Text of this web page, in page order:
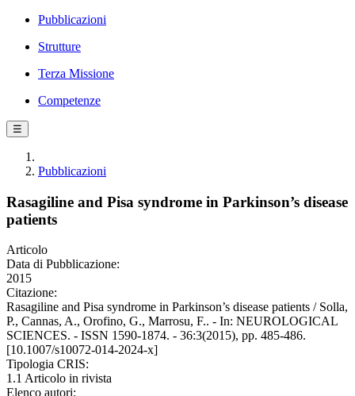
Pubblicazioni
Strutture
Terza Missione
Competenze
☰
Pubblicazioni
Rasagiline and Pisa syndrome in Parkinson’s disease
patients
Articolo
Data di Pubblicazione:
2015
Citazione:
Rasagiline and Pisa syndrome in Parkinson’s disease patients / Solla,
P., Cannas, A., Orofino, G., Marrosu, F.. - In: NEUROLOGICAL
SCIENCES. - ISSN 1590-1874. - 36:3(2015), pp. 485-486.
[10.1007/s10072-014-2024-x]
Tipologia CRIS:
1.1 Articolo in rivista
Elenco autori: